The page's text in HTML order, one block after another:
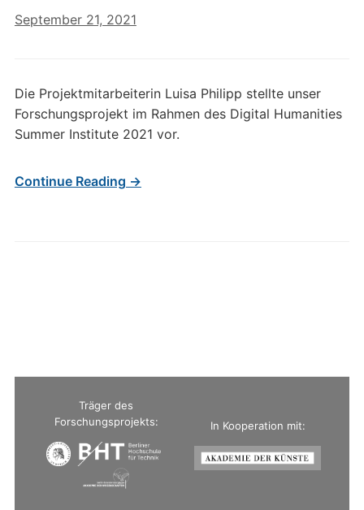
September 21, 2021
Die Projektmitarbeiterin Luisa Philipp stellte unser
Forschungsprojekt im Rahmen des Digital Humanities
Summer Institute 2021 vor.
Continue Reading →
Träger des
Forschungsprojekts:
In Kooperation mit: